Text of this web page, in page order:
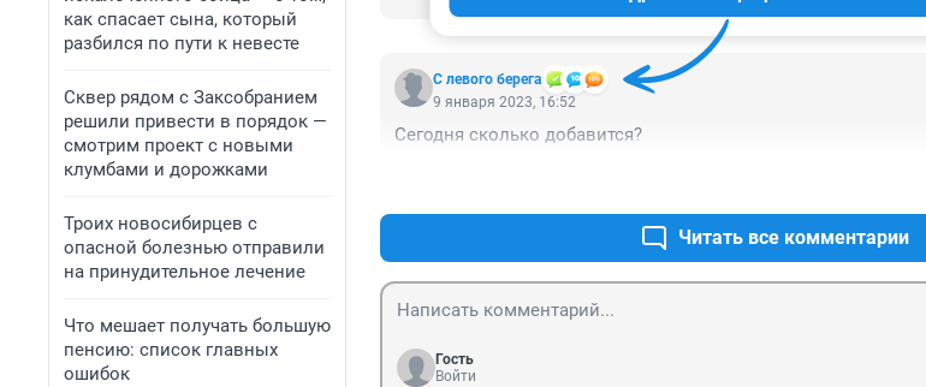
как спасает сына, который
разбился по пути к невесте
Сквер рядом с Заксобранием
решили привести в порядок —
смотрим проект с новыми
клумбами и дорожками
Троих новосибирцев с
опасной болезнью отправили
на принудительное лечение
Что мешает получать большую
пенсию: список главных
ошибок
С левого берега
9 января 2023, 16:52
Сегодня сколько добавится?
Читать все комментарии
Гость
Войти